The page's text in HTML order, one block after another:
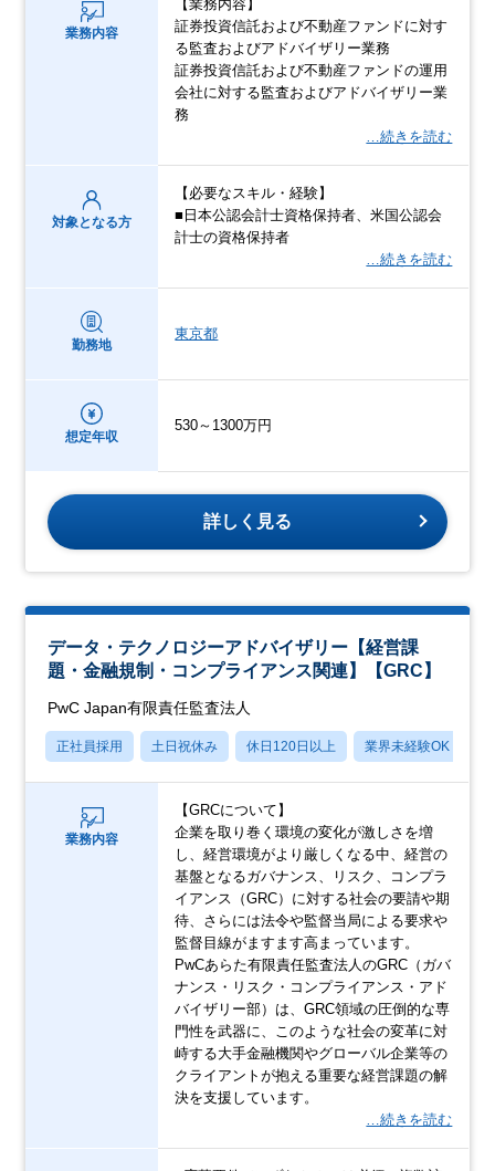
業務内容
【業務内容】
証券投資信託および不動産ファンドに対す
る監査およびアドバイザリー業務
証券投資信託および不動産ファンドの運用
会社に対する監査およびアドバイザリー業
務
…続きを読む
対象となる方
【必要なスキル・経験】
■日本公認会計士資格保持者、米国公認会
計士の資格保持者
…続きを読む
勤務地
東京都
想定年収
530～1300万円
詳しく見る
データ・テクノロジーアドバイザリー【経営課
題・金融規制・コンプライアンス関連】【GRC】
PwC Japan有限責任監査法人
正社員採用 土日祝休み 休日120日以上 業界未経験OK
業務内容
【GRCについて】
企業を取り巻く環境の変化が激しさを増
し、経営環境がより厳しくなる中、経営の
基盤となるガバナンス、リスク、コンプラ
イアンス（GRC）に対する社会の要請や期
待、さらには法令や監督当局による要求や
監督目線がますます高まっています。
PwCあらた有限責任監査法人のGRC（ガバ
ナンス・リスク・コンプライアンス・アド
バイザリー部）は、GRC領域の圧倒的な専
門性を武器に、このような社会の変革に対
峙する大手金融機関やグローバル企業等の
クライアントが抱える重要な経営課題の解
決を支援しています。
…続きを読む